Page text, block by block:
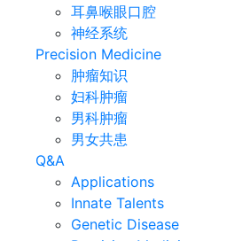
耳鼻喉眼口腔
神经系统
Precision Medicine
肿瘤知识
妇科肿瘤
男科肿瘤
男女共患
Q&A
Applications
Innate Talents
Genetic Disease